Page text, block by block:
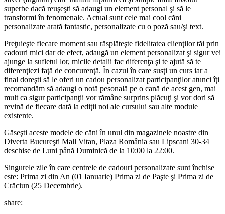
superbe dacă reuşeşti să adaugi un element personal şi să le
transformi în fenomenale. Actual sunt cele mai cool căni
personalizate arată fantastic, personalizate cu o poză sau/şi text.
Preţuieşte fiecare moment sau răsplăteşte fidelitatea clienţilor tăi prin
cadouri mici dar de efect, adaugă un element personalizat şi sigur vei
ajunge la sufletul lor, micile detalii fac diferenţa şi te ajută să te
diferenţiezi faţă de concurenţă. În cazul în care susţi un curs iar a
final doreşti să le oferi un cadou personalizat participanţilor atunci îţi
recomandăm să adaugi o notă pesonală pe o cană de acest gen, mai
mult ca sigur participanţii vor rămâne surprins plăcuţi şi vor dori să
revină de fiecare dată la ediţii noi ale cursului sau alte module
existente.
Găseşti aceste modele de căni în unul din magazinele noastre din
Diverta Bucureşti Mall Vitan, Plaza România sau Lipscani 30-34
deschise de Luni până Duminică de la 10:00 la 22:00.
Singurele zile în care centrele de cadouri personalizate sunt închise
este: Prima zi din An (01 Ianuarie) Prima zi de Paşte şi Prima zi de
Crăciun (25 Decembrie).
share: